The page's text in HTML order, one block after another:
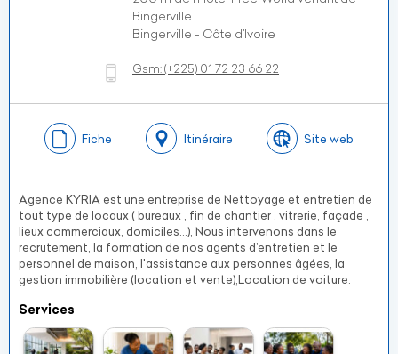
Bingerville
Bingerville - Côte d’Ivoire
Gsm:(+225) 01 72 23 66 22
Fiche Itinéraire Site web
Agence KYRIA est une entreprise de Nettoyage et entretien de
tout type de locaux ( bureaux , fin de chantier , vitrerie, façade ,
lieux commerciaux, domiciles...), Nous intervenons dans le
recrutement, la formation de nos agents d’entretien et le
personnel de maison, l'assistance aux personnes âgées, la
gestion immobilière (location et vente),Location de voiture.
Services